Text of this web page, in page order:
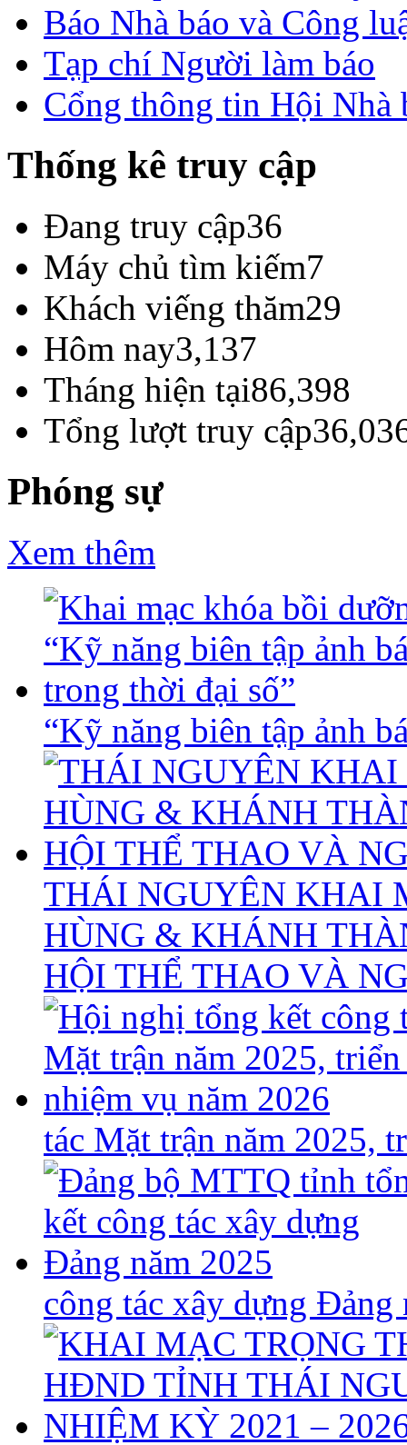
Báo Nhà báo và Công
Tạp chí Người làm báo
Cổng thông tin Hội Nhà
Thống kê truy cập
Đang truy cập36
Máy chủ tìm kiếm7
Khách viếng thăm29
Hôm nay3,137
Tháng hiện tại86,398
Tổng lượt truy cập
Phóng sự
Xem thêm
“Kỹ năng biên tập ảnh
THÁI NGUYÊN KHAI
HÙNG & KHÁNH
HỘI THỂ THAO VÀ
tác Mặt trận năm 2025,
công tác xây dựng Đảng